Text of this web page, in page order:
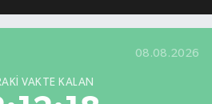
08.08.2026
VAKTE KALAN